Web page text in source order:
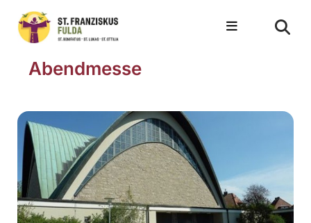
Abendmesse